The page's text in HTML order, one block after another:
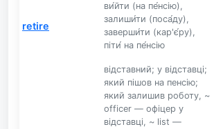
retire
ви́йти (на пе́нсію),
залиши́ти (поса́ду),
заверши́ти (кар'є́ру),
піти́ на пе́нсію
відставний; у відставці;
який пішов на пенсію;
який залишив роботу, ~
officer — офіцер у
відставці, ~ list —